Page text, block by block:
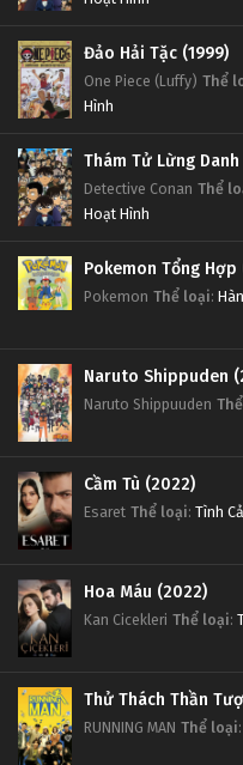
Đảo Hải Tặc (1999)
One Piece (Luffy) Thể
Hình
Thám Tử Lừng
Detective Conan Thể
Hoạt Hình
Pokemon Tổng Hợp
Pokemon Thể loại:
Naruto Shippuden
Naruto Shippuuden
Cầm Tù (2022)
Esaret Thể loại: Tình
Hoa Máu (2022)
Kan Cicekleri Thể loại:
Thử Thách Thần
RUNNING MAN Thể loại: